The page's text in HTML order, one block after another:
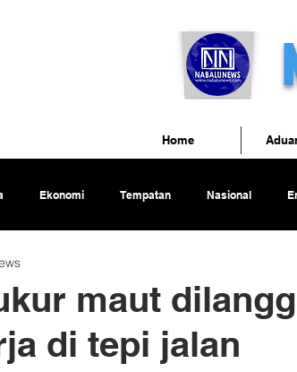
Ekonomi Tempatan Nasional
maut
di tepi jalan
Home